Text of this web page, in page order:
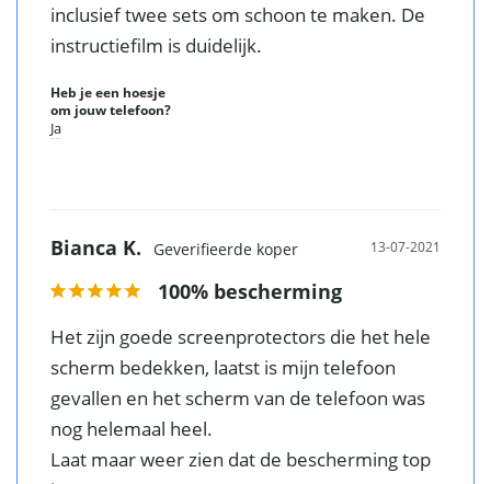
inclusief twee sets om schoon te maken. De
instructiefilm is duidelijk.
Heb je een hoesje
om jouw telefoon?
Ja
13-07-2021
Bianca K.
100% bescherming
Het zijn goede screenprotectors die het hele
scherm bedekken, laatst is mijn telefoon
gevallen en het scherm van de telefoon was
nog helemaal heel.
Laat maar weer zien dat de bescherming top